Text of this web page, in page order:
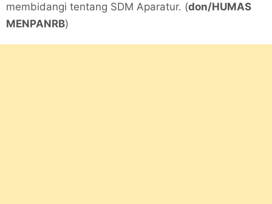
membidangi tentang SDM Aparatur. (don/HUMAS
MENPANRB)